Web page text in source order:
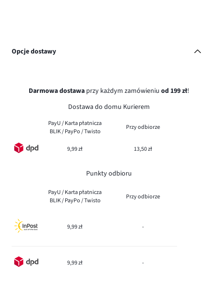
Opcje dostawy
Darmowa dostawa przy każdym zamówieniu od 199 zł!
Dostawa do domu Kurierem
PayU / Karta płatnicza
BLIK / PayPo / Twisto
Przy odbiorze
9,99 zł 13,50 zł
Punkty odbioru
PayU / Karta płatnicza
BLIK / PayPo / Twisto
Przy odbiorze
9,99 zł -
9,99 zł -